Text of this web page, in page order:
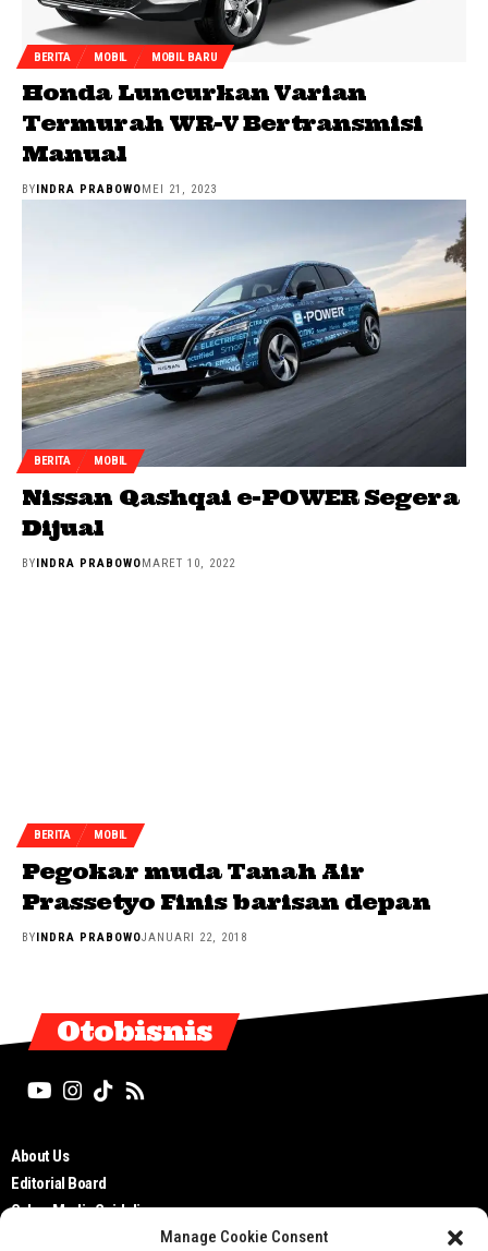
Manage Cookie Consent
BERITA MOBIL MOBIL BARU
Honda Luncurkan Varian
Termurah WR-V Bertransmisi
Manual
BYINDRA PRABOWOMEI 21, 2023
BERITA MOBIL
Nissan Qashqai e-POWER Segera
Dijual
BYINDRA PRABOWOMARET 10, 2022
BERITA MOBIL
Pegokar muda Tanah Air
Prassetyo Finis barisan depan
BYINDRA PRABOWOJANUARI 22, 2018
Otobisnis
About Us
Editorial Board
Cyber Media Guidelines